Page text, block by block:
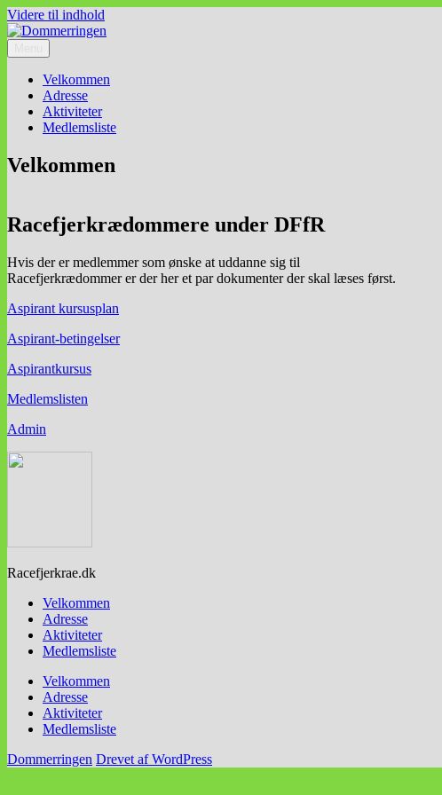
Videre til indhold
Dommerringen
Racefjerkrædommere i Danmark – en del af Racefjerkrae.dk
Velkommen
Adresse
Aktiviteter
Medlemsliste
Velkommen
Racefjerkrædommere under DFfR
Hvis der er medlemmer som ønske at uddanne sig til
Racefjerkrædommer er der her et par dokumenter der skal læses først.
Aspirant kursusplan
Aspirant-betingelser
Aspirantkursus
Medlemslisten
Admin
Racefjerkrae.dk
Velkommen
Adresse
Aktiviteter
Medlemsliste
Velkommen
Adresse
Aktiviteter
Medlemsliste
Dommerringen Drevet af WordPress